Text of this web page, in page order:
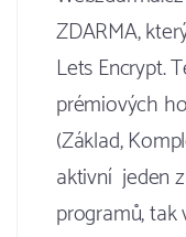
ZDARMA,
Lets Encrypt.
prémiových
(Základ,
aktivní jeden
programů, tak